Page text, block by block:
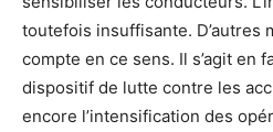
toutefois insuffisante. D’autres
compte en ce sens. Il s’agit en
dispositif de lutte contre les
encore l’intensification des